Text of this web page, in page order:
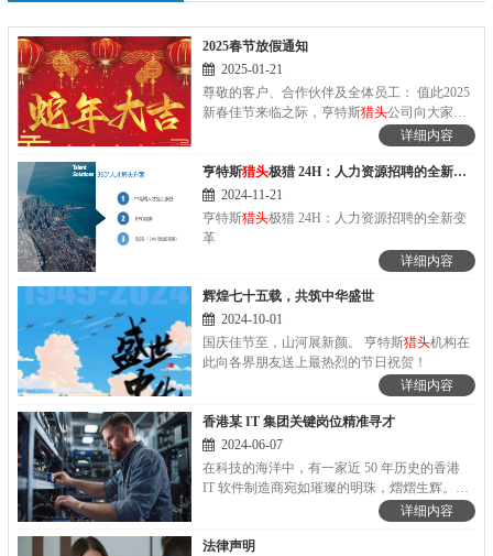
2025春节放假通知
2025-01-21
尊敬的客户、合作伙伴及全体员工： 值此2025
新春佳节来临之际，亨特斯猎头公司向大家致
5 日（农历正月初八）止，共计...
详细内容
亨特斯猎头极猎 24H：人力资源招聘的全新变革
2024-11-21
亨特斯猎头极猎 24H：人力资源招聘的全新变
革
详细内容
辉煌七十五载，共筑中华盛世
2024-10-01
国庆佳节至，山河展新颜。 亨特斯猎头机构在
此向各界朋友送上最热烈的节日祝贺！
详细内容
香港某 IT 集团关键岗位精准寻才
2024-06-07
在科技的海洋中，有一家近 50 年历史的香港
IT 软件制造商宛如璀璨的明珠，熠熠生辉。如
荣幸地接受其委托，开启一场
详细内容
法律声明